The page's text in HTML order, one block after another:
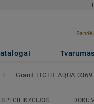
Tvarumas
0369
Granit LIGHT AQUA 0369
SPECIFIKACIJOS